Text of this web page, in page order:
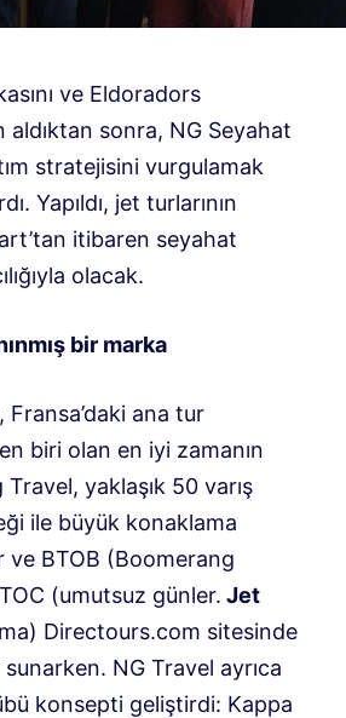
ve Eldoradors
aldıktan sonra, NG Seyahat
stratejisini vurgulamak
Yapıldı, jet turlarının
itibaren seyahat
olacak.
bir marka
ana tur
biri olan en iyi zamanın
yaklaşık 50 varış
ile büyük konaklama
ve BTOB (Boomerang
(umutsuz günler. Jet
Directours.com sitesinde
NG Travel ayrıca
konsepti geliştirdi: Kappa